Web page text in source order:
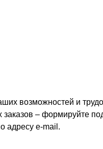
возможностей и
– формируйте
адресу e-mail.